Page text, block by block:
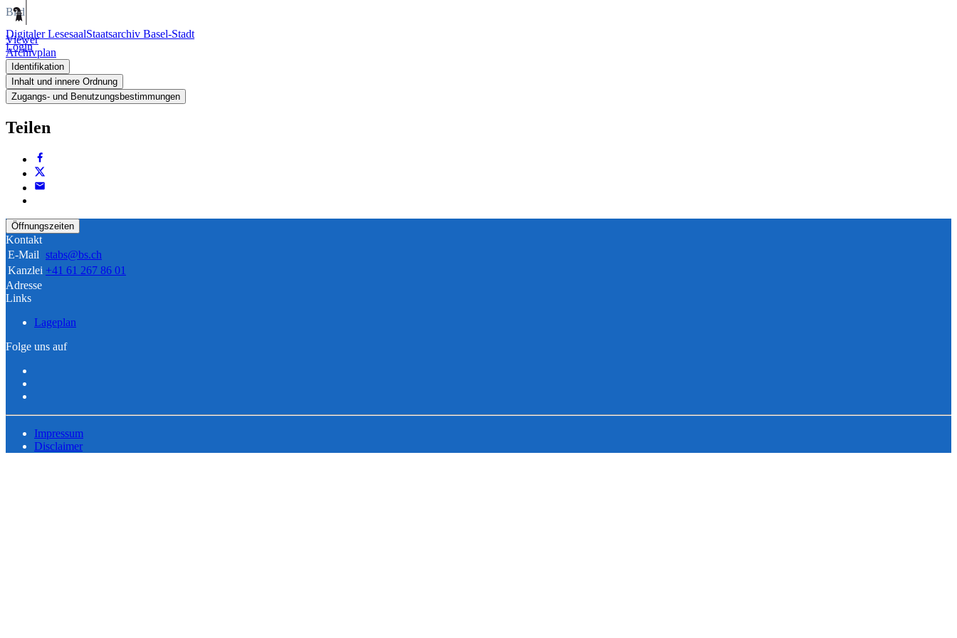
Digitaler LesesaalStaatsarchiv Basel-Stadt
Login
Bild
Viewer
Archivplan
Identifikation
Inhalt und innere Ordnung
Zugangs- und Benutzungsbestimmungen
Teilen
Öffnungszeiten
Kontakt
E-Mail stabs@bs.ch
Kanzlei +41 61 267 86 01
Adresse
Links
Lageplan
Folge uns auf
Impressum
Disclaimer